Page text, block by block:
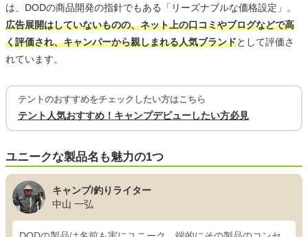
は、DODの商品開発の指針でもある「リーズナブルな価格設定」。
広告展開はしていないものの、ネット上の口コミやブログなどで高
く評価され、キャンパーから親しまれる人気ブランドとして評価さ
れています。
テントのおすすめをチェックしたい方はこちら
テント人気おすすめ！キャンプデビューしたい方必見
ユニークな製品名も魅力の1つ
キャンプ/釣りライター
中山 一弘